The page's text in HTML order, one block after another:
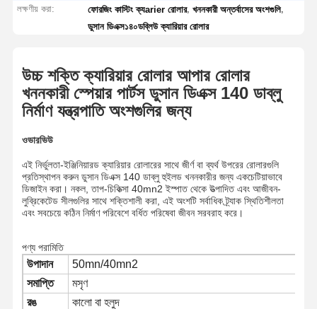
লক্ষণীয় করা:
ফোরজিং কাস্টিং ক্যarier রোলার,খননকারী অন্তর্বাসের অংশগুলি,
ডুসান ডিএক্স১৪০ডব্লিউ ক্যারিয়ার রোলার
উচ্চ শক্তি ক্যারিয়ার রোলার আপার রোলার
খননকারী স্পেয়ার পার্টস ডুসান ডিএক্স 140 ডাব্লু
নির্মাণ যন্ত্রপাতি অংশগুলির জন্য
ওভারভিউ
এই নির্ভুলতা-ইঞ্জিনিয়ারড ক্যারিয়ার রোলারের সাথে জীর্ণ বা ব্যর্থ উপরের রোলারগুলি
প্রতিস্থাপন করুন ডুসান ডিএক্স 140 ডাব্লু হুইলড খননকারীর জন্য একচেটিয়াভাবে
ডিজাইন করা। নকল, তাপ-চিকিত্সা 40mn2 ইস্পাত থেকে উত্পাদিত এবং আজীবন-
লুব্রিকেটেড সীলগুলির সাথে শক্তিশালী করা, এই অংশটি সর্বাধিক ট্র্যাক স্থিতিশীলতা
এবং সবচেয়ে কঠিন নির্মাণ পরিবেশে বর্ধিত পরিষেবা জীবন সরবরাহ করে।
পণ্য পরামিতি
উপাদান
50mn/40mn2
সমাপ্তি
মসৃণ
রঙ
কালো বা হলুদ